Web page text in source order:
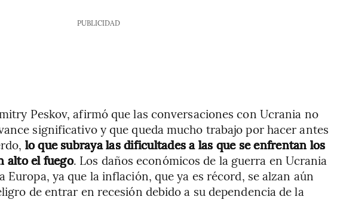
PUBLICIDAD
Peskov, afirmó que las conversaciones con Ucrania no
significativo y que queda mucho trabajo por hacer antes
lo que subraya las dificultades a las que se enfrentan los
alto el fuego. Los daños económicos de la guerra en Ucrania
Europa, ya que la inflación, que ya es récord, se alzan aún
de entrar en recesión debido a su dependencia de la